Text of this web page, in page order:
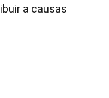
a causas